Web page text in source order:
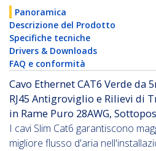
Panoramica
Descrizione del Prodotto
Specifiche tecniche
Drivers & Downloads
FAQ e conformità
Cavo Ethernet CAT6 Verde da
RJ45 Antigroviglio e Rilievi di
in Rame Puro 28AWG,
I cavi Slim Cat6 garantiscono
migliore flusso d'aria